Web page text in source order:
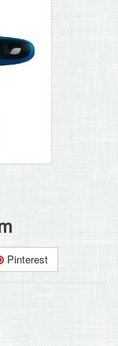
Pinterest